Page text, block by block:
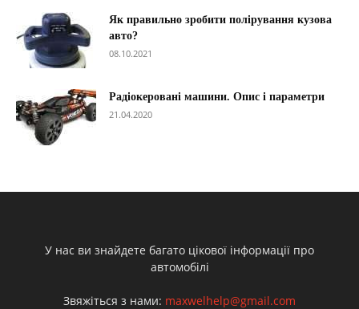
Як правильно зробити полірування кузова
авто?
08.10.2021
Радіокеровані машини. Опис і параметри
21.04.2020
У нас ви знайдете багато цікової інформації про
автомобілі
Звяжіться з нами: maxwelhelp@gmail.com